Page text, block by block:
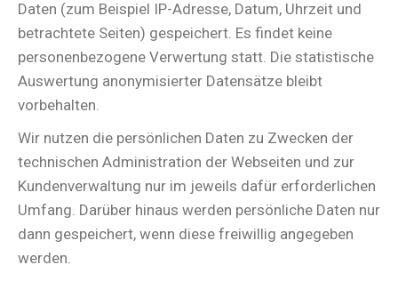
Daten (zum Beispiel IP-Adresse, Datum, Uhrzeit und
betrachtete Seiten) gespeichert. Es findet keine
personenbezogene Verwertung statt. Die statistische
Auswertung anonymisierter Datensätze bleibt
vorbehalten.
Wir nutzen die persönlichen Daten zu Zwecken der
technischen Administration der Webseiten und zur
Kundenverwaltung nur im jeweils dafür erforderlichen
Umfang. Darüber hinaus werden persönliche Daten nur
dann gespeichert, wenn diese freiwillig angegeben
werden.